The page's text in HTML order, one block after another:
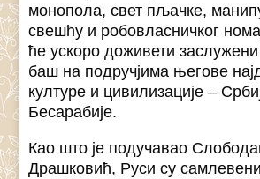
монопола, свет пљачке,
свешћу и робовласничког
ће ускоро доживети
баш на подручјима његове
културе и цивилизације –
Бесарабије.
Као што је подучавао
Драшковић, Руси су самлевени